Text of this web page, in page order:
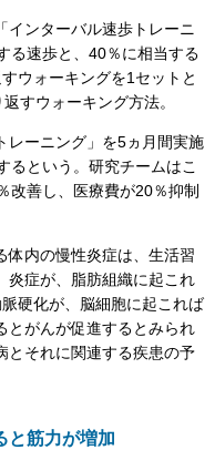
ンターバル速歩トレーニ
る速歩と、40％に相当する
ウォーキングを1セットと
すウォーキング方法。
ーニング」を5ヵ月間実施
るという。研究チームはこ
改善し、医療費が20％抑制
内の慢性炎症は、生活習
炎症が、脂肪組織に起これ
硬化が、脳細胞に起これば
とがんが促進するとみられ
とそれに関連する疾患の予
と筋力が増加